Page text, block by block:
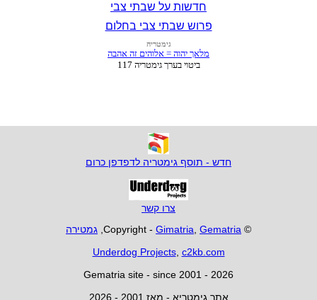
חדשות על שבתי צבי
פרוש שבתי צבי בחלום
חדש - תוסף גימטריה לדפדפן כרום
צרו קשר
© Copyright -
Gimatria, Gematria
, גמטירה
Underdog Projects, c2kb.com
Gematria site - since 2001 - 2026
אתר גימטריא - מאז 2001 - 2026